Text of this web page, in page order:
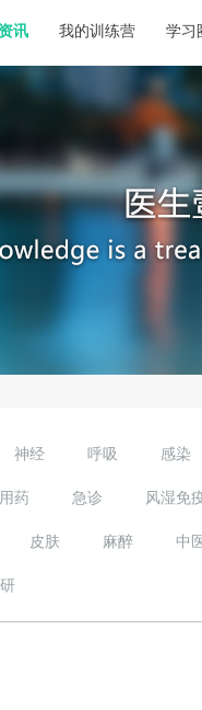
讯 我的训练营 学习
神经 呼吸 感染
药 急诊 风湿免
皮肤 麻醉 中